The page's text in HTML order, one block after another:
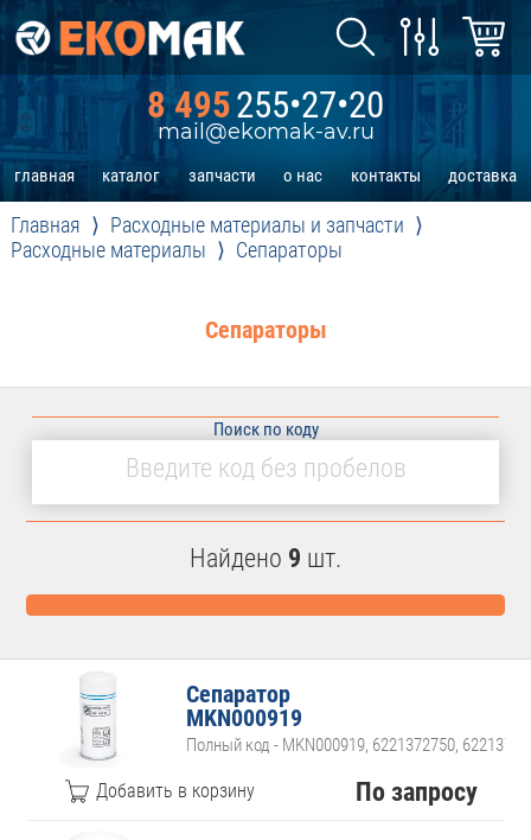
8 495255•27•20
mail@ekomak-av.ru
главная каталог запчасти о нас контакты доставка
Главная
Расходные материалы и запчасти
Расходные материалы
Сепараторы
Сепараторы
Поиск по коду
Найдено 9 шт.
Сепаратор
MKN000919
Полный код - MKN000919, 6221372750,
По запросу